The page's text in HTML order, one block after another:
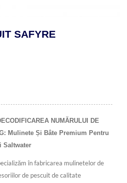
SAFYRE
NUMĂRULUI DE
Mulinete Și Bâte Premium Pentru
Saltwater
în fabricarea mulinetelor de
de pescuit de calitate